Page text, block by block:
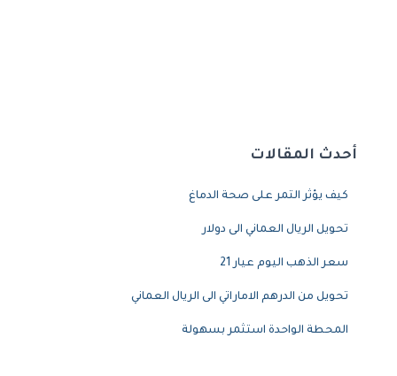
أحدث المقالات
كيف يؤثر التمر على صحة الدماغ
تحويل الريال العماني الى دولار
سعر الذهب اليوم عيار 21
تحويل من الدرهم الاماراتي الى الريال العماني
المحطة الواحدة استثمر بسهولة